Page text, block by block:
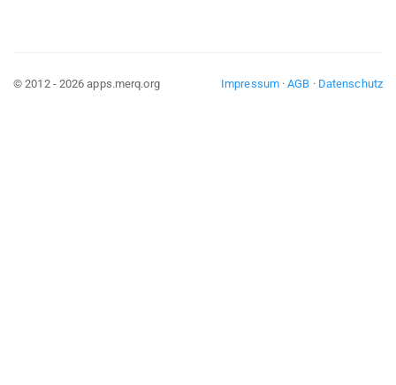
Impressum·AGB · Datenschutz
© 2012 - 2026 apps.merq.org